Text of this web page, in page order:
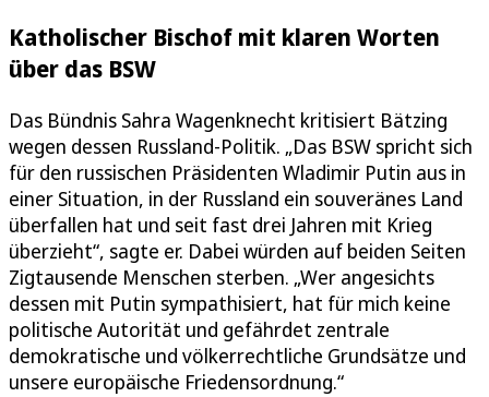
Katholischer Bischof mit klaren Worten
über das BSW
Das Bündnis Sahra Wagenknecht kritisiert Bätzing
wegen dessen Russland-Politik. „Das BSW spricht sich
für den russischen Präsidenten Wladimir Putin aus in
einer Situation, in der Russland ein souveränes Land
überfallen hat und seit fast drei Jahren mit Krieg
überzieht“, sagte er. Dabei würden auf beiden Seiten
Zigtausende Menschen sterben. „Wer angesichts
dessen mit Putin sympathisiert, hat für mich keine
politische Autorität und gefährdet zentrale
demokratische und völkerrechtliche Grundsätze und
unsere europäische Friedensordnung.“